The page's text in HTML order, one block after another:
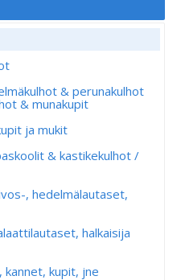
& perunakulhot
& munakupit
ja mukit
& kastikekulhot /
, hedelmälautaset,
halkaisija
kupit, jne